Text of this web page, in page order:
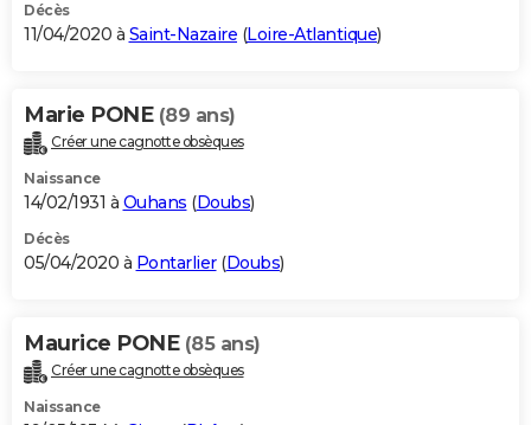
Décès
11/04/2020 à Saint-Nazaire (Loire-Atlantique)
Marie PONE (89 ans)
Créer une cagnotte obsèques
Naissance
14/02/1931 à Ouhans (Doubs)
Décès
05/04/2020 à Pontarlier(Doubs)
Maurice PONE (85 ans)
Créer une cagnotte obsèques
Naissance